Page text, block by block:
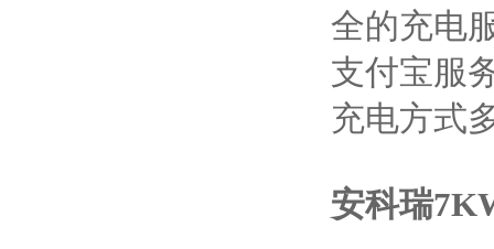
全的充电
支付宝服
充电方式
安科瑞